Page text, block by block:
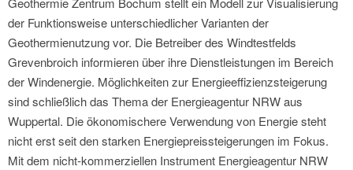
der Funktionsweise unterschiedlicher Varianten der
Geothermienutzung vor. Die Betreiber des Windtestfelds
Grevenbroich informieren über ihre Dienstleistungen im Bereich
der Windenergie. Möglichkeiten zur Energieeffizienzsteigerung
sind schließlich das Thema der Energieagentur NRW aus
Wuppertal. Die ökonomischere Verwendung von Energie steht
nicht erst seit den starken Energiepreissteigerungen im Fokus.
Mit dem nicht-kommerziellen Instrument Energieagentur NRW